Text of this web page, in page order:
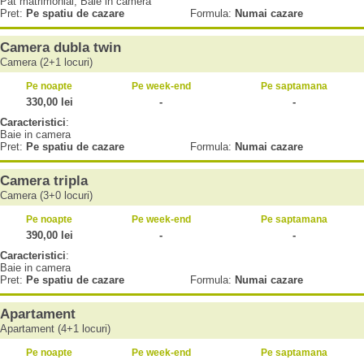
Pret: Pe spatiu de cazare Formula: Numai cazare
Camera dubla twin
Camera (2+1 locuri)
Pe noapte Pe week-end Pe saptamana
330,00 lei -
-
Caracteristici:
Baie in camera
Pret: Pe spatiu de cazare Formula: Numai cazare
Camera tripla
Camera (3+0 locuri)
Pe noapte Pe week-end Pe saptamana
390,00 lei -
-
Caracteristici:
Baie in camera
Pret: Pe spatiu de cazare Formula: Numai cazare
Apartament
Apartament (4+1 locuri)
Pe noapte Pe week-end Pe saptamana